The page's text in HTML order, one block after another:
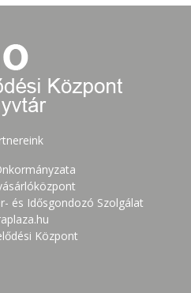
és Idősgondozó Szolgálat
Központ